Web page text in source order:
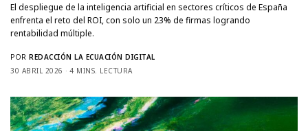
El despliegue de la inteligencia artificial en sectores críticos de España
enfrenta el reto del ROI, con solo un 23% de firmas logrando
rentabilidad múltiple.
POR REDACCIÓN LA ECUACIÓN DIGITAL
30 ABRIL 2026
4 MINS. LECTURA